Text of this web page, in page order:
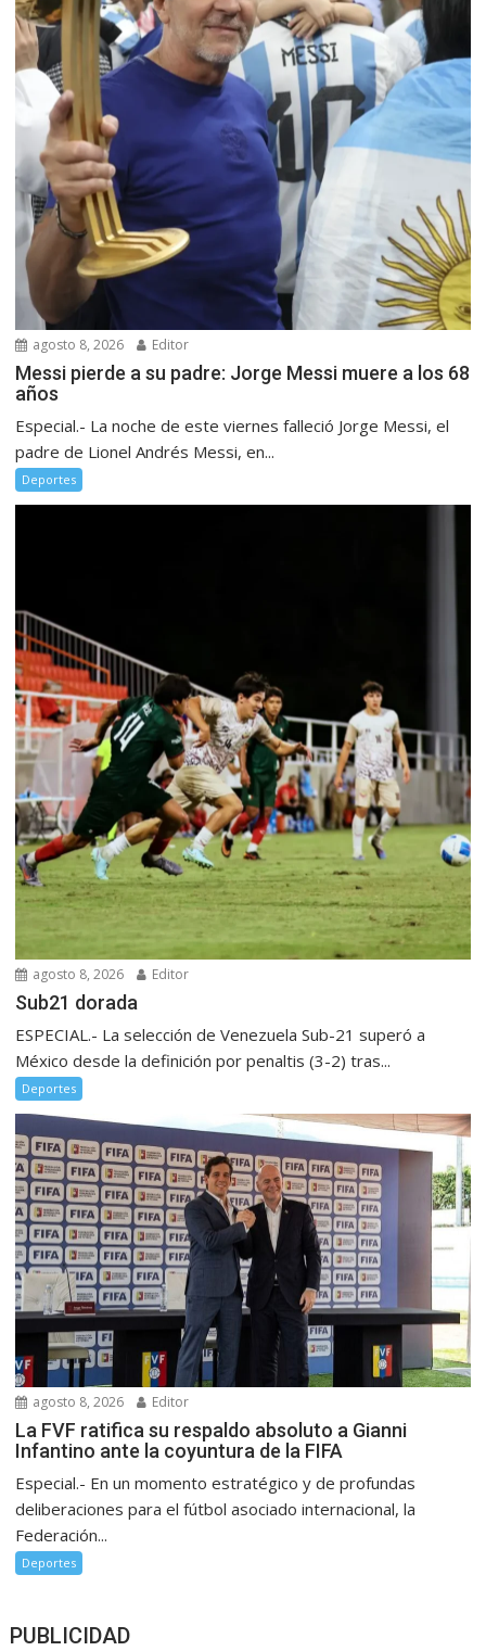
agosto 8, 2026 Editor
Messi pierde a su padre: Jorge Messi muere a los 68
años
Especial.- La noche de este viernes falleció Jorge Messi, el
padre de Lionel Andrés Messi, en...
Deportes
agosto 8, 2026 Editor
Sub21 dorada
ESPECIAL.- La selección de Venezuela Sub-21 superó a
México desde la definición por penaltis (3-2) tras...
Deportes
agosto 8, 2026 Editor
La FVF ratifica su respaldo absoluto a Gianni
Infantino ante la coyuntura de la FIFA
Especial.- En un momento estratégico y de profundas
deliberaciones para el fútbol asociado internacional, la
Federación...
Deportes
PUBLICIDAD